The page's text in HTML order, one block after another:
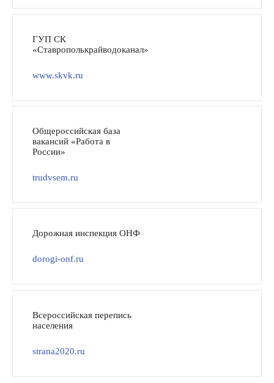
ГУП СК
«Ставрополькрайводоканал»
www.skvk.ru
Общероссийская база
вакансий «Работа в
России»
trudvsem.ru
Дорожная инспекция ОНФ
dorogi-onf.ru
Всероссийская перепись
населения
strana2020.ru